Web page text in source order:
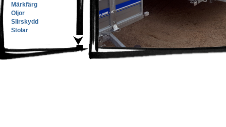
Märkfärg
Oljor
Slirskydd
Stolar
Släpvagnar
Hyr - Biltrailer